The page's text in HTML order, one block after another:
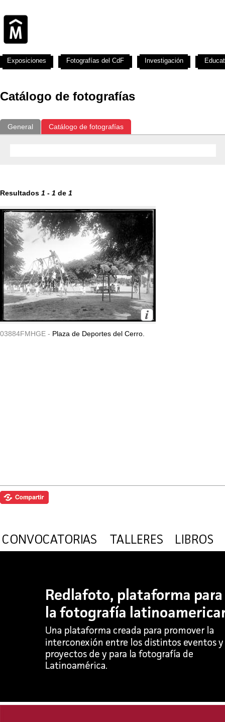
Catálogo de fotografías
General Catálogo de fotografías
Resultados 1 - 1 de 1
03884FMHGE - Plaza de Deportes del Cerro.
Exposiciones Fotografías del CdF Investigación